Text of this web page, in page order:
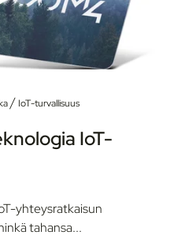
/ IoT-turvallisuus
IoT-
yhteysratkaisun
tahansa...